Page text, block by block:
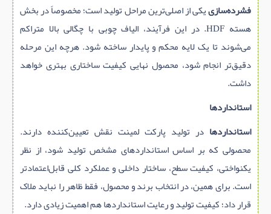
فشرده‌سازییکی از اصلی‌ترین مراحل تولید است؛ مخصوصاً در بخش
هسته HDF. در این فرآیند، الیاف چوبی با چگالی بالا متراکم
می‌شوند تا یک لایه محکم و پایدار ساخته شود. هرچه این مرحله
دقیق‌تر انجام شود، محصول نهایی کیفیت ساختاری بهتری خواهد
داشت.
استانداردها
استانداردها در تولید پارکت لمینت نقش تعیین‌کننده دارند.
محصولی که بر اساس استانداردهای مشخص تولید شود، از نظر
یکنواختی، کیفیت سطح، ساختار داخلی و عملکرد کلی قابل‌اعتمادتر
است. برای همین، در انتخاب برند و محصول، فقط ظاهر را نباید ملاک
قرار داد؛ کیفیت تولید و رعایت استانداردها هم اهمیت زیادی دارد.